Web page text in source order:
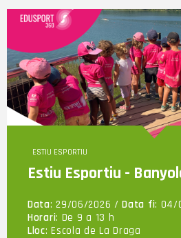
ESTIU ESPORTIU
Estiu Esportiu -
Data: 29/06/2026 /Data fi: 04/
Horari: De 9 a 13 h
Lloc: Escola de La Draga